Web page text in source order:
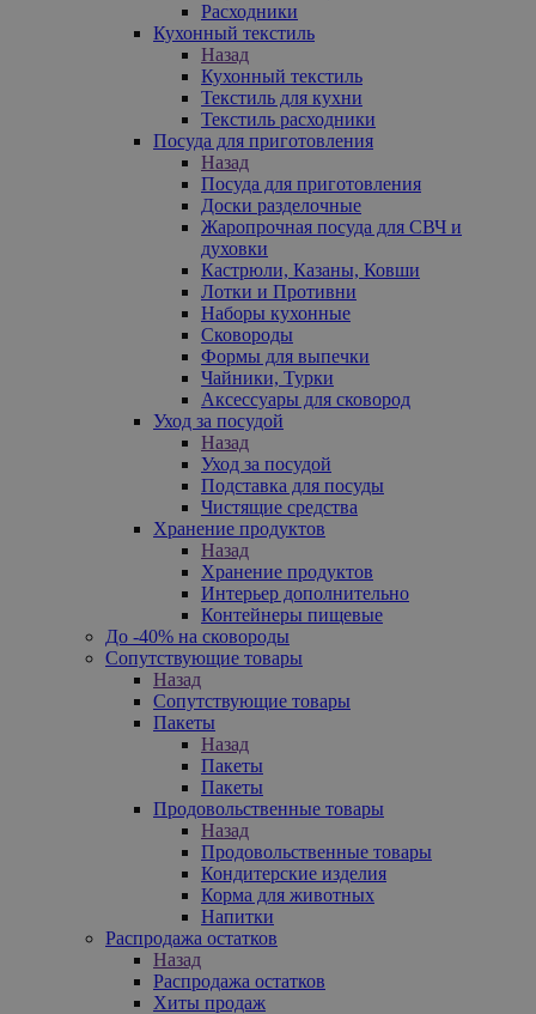
Расходники
Кухонный текстиль
Назад
Кухонный текстиль
Текстиль для кухни
Текстиль расходники
Посуда для приготовления
Назад
Посуда для приготовления
Доски разделочные
Жаропрочная посуда для СВЧ и
духовки
Кастрюли, Казаны, Ковши
Лотки и Противни
Наборы кухонные
Сковороды
Формы для выпечки
Чайники, Турки
Аксессуары для сковород
Уход за посудой
Назад
Уход за посудой
Подставка для посуды
Чистящие средства
Хранение продуктов
Назад
Хранение продуктов
Интерьер дополнительно
Контейнеры пищевые
До -40% на сковороды
Сопутствующие товары
Назад
Сопутствующие товары
Пакеты
Назад
Пакеты
Пакеты
Продовольственные товары
Назад
Продовольственные товары
Кондитерские изделия
Корма для животных
Напитки
Распродажа остатков
Назад
Распродажа остатков
Хиты продаж